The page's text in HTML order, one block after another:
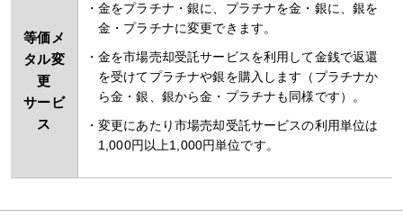
等価メ
タル変
更
サービ
ス
金をプラチナ・銀に、プラチナを金・銀に、銀を
金・プラチナに変更できます。
金を市場売却受託サービスを利用して金銭で返還
を受けてプラチナや銀を購入します（プラチナか
ら金・銀、銀から金・プラチナも同様です）。
変更にあたり市場売却受託サービスの利用単位は
1,000円以上1,000円単位です。